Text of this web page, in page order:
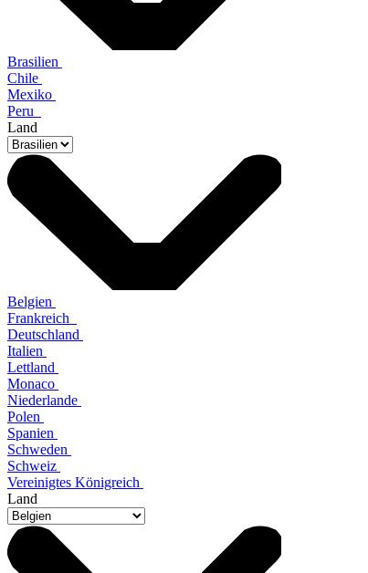
Brasilien
Chile
Mexiko
Peru
Land
Belgien
Frankreich
Deutschland
Italien
Lettland
Monaco
Niederlande
Polen
Spanien
Schweden
Schweiz
Vereinigtes Königreich
Land